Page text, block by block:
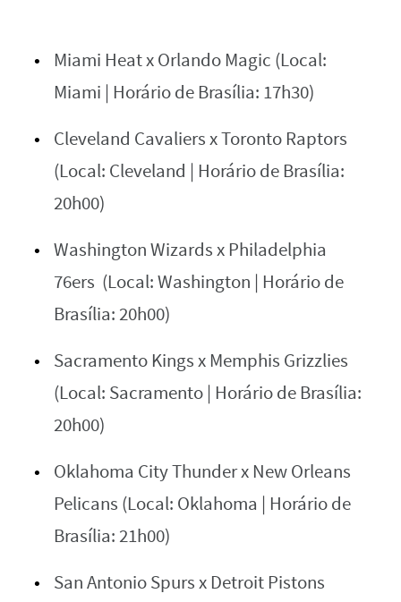
Miami Heat x Orlando Magic (Local:
Miami | Horário de Brasília: 17h30)
Cleveland Cavaliers x Toronto Raptors
(Local: Cleveland | Horário de Brasília:
20h00)
Washington Wizards x Philadelphia
76ers (Local: Washington | Horário de
Brasília: 20h00)
Sacramento Kings x Memphis Grizzlies
(Local: Sacramento | Horário de Brasília:
20h00)
Oklahoma City Thunder x New Orleans
Pelicans (Local: Oklahoma | Horário de
Brasília: 21h00)
San Antonio Spurs x Detroit Pistons